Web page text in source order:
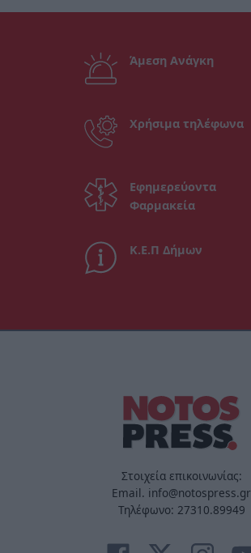
Άμεση Ανάγκη
Χρήσιμα τηλέφωνα
Εφημερεύοντα
Φαρμακεία
Κ.Ε.Π Δήμων
Στοιχεία επικοινωνίας:
Email. info@notospress.gr
Τηλέφωνο: 27310.89949